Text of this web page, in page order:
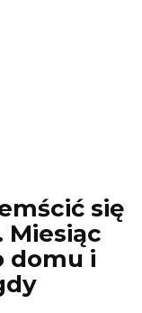
się
Miesiąc
domu i